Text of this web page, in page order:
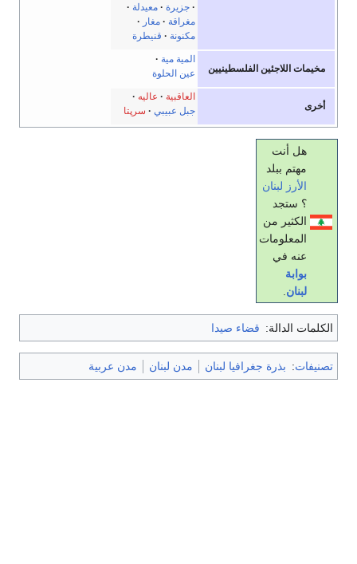
جزيرة
معيدلة
مغراقة
مغار
مكنونة
قنيطرة
مخيمات اللاجئين الفلسطينيين
المية مية
عين الحلوة
أخرى
العاقبية
عاليه
جبل عبيبي
سرپتا
هل أنت
مهتم ببلد
الأرز لبنان
؟ ستجد
الكثير من
المعلومات
عنه في
بوابة
لبنان
الكلمات الدالة: قضاء صيدا
تصنيفات: بذرة جغرافيا لبنان مدن لبنان مدن عربية